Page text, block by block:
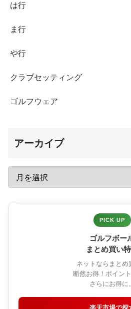
は行
ま行
や行
クラブセッティング
ゴルフウェア
アーカイブ
PICK UP
ゴルフボー
まとめ買い
ネットならまとめ
断然お得！ポイン
さらにお得に。